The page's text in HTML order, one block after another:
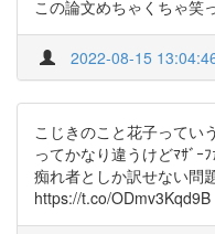
この論文めちゃくちゃ笑
2022-08-15
こじきのこと花子ってい
ってかなり違うけどﾏｻﾞｰﾌ
痴れ者としか訳せない問
https://t.co/ODmv3Kqd9B